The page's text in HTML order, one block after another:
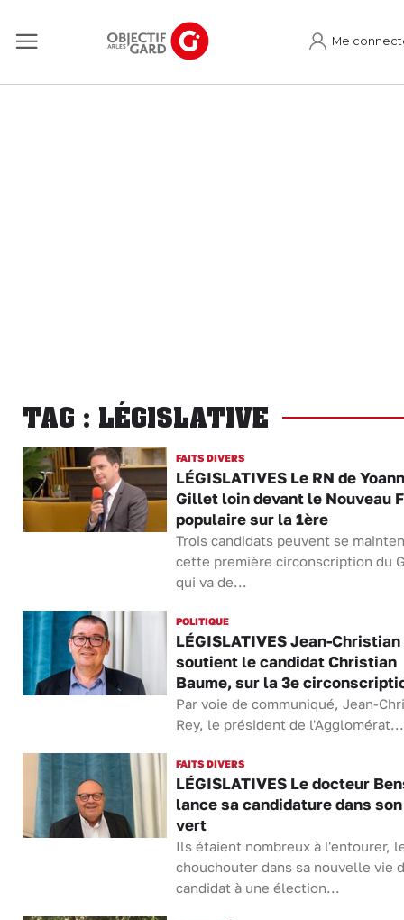
Me
TAG : LÉGISLATIVE
FAITS DIVERS
LÉGISLATIVES Le RN de Yoann
Gillet loin devant le Nouveau
populaire sur la 1ère
Trois candidats peuvent se
cette première circonscription du
qui va de...
POLITIQUE
LÉGISLATIVES Jean-Christian
soutient le candidat Christian
Baume, sur la 3e
Par voie de communiqué, Jean-
Rey, le président de l'Agglomérat...
FAITS DIVERS
LÉGISLATIVES Le docteur
lance sa candidature dans son
vert
Ils étaient nombreux à l'entourer,
chouchouter dans sa nouvelle vie
candidat à une élection...